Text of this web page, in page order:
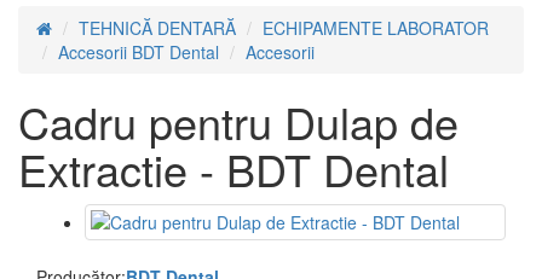
TEHNICĂ DENTARĂ
ECHIPAMENTE LABORATOR
Accesorii BDT Dental
Accesorii
Cadru pentru Dulap de
Extractie - BDT Dental